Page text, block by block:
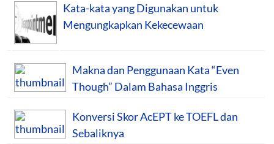
Kata-kata yang Digunakan untuk
Mengungkapkan Kekecewaan
Makna dan Penggunaan Kata “Even
Though” Dalam Bahasa Inggris
Konversi Skor AcEPT ke TOEFL dan
Sebaliknya